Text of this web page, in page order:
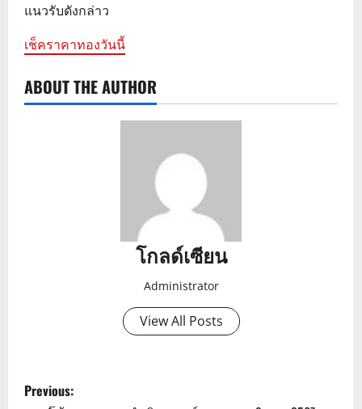
แนวรับดังกล่าว
เช็คราคาทองวันนี้
ABOUT THE AUTHOR
โกลด์เซียน
Administrator
View All Posts
P
Previous: